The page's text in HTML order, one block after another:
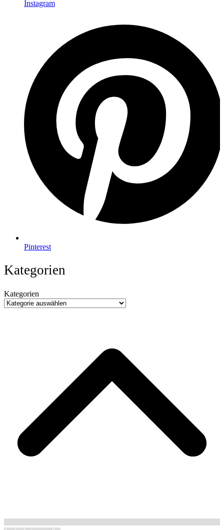
Instagram
Pinterest
Kategorien
Kategorien